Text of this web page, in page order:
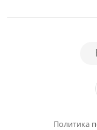
Политика